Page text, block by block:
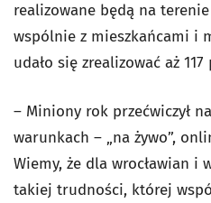
realizowane będą na terenie
wspólnie z mieszkańcami i
udało się zrealizować aż
– Miniony rok przećwiczył
warunkach – „na żywo”,
Wiemy, że dla wrocławian i
takiej trudności, której